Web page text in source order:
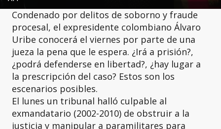
Condenado por delitos de soborno y fraude
procesal, el expresidente colombiano Álvaro
Uribe conocerá el viernes por parte de una
jueza la pena que le espera. ¿Irá a prisión?,
¿podrá defenderse en libertad?, ¿hay lugar a
la prescripción del caso? Estos son los
escenarios posibles.
El lunes un tribunal halló culpable al
exmandatario (2002-2010) de obstruir a la
justicia y manipular a paramilitares para